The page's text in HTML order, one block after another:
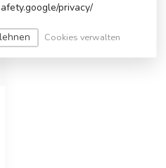
privacy/
Cookies verwalten